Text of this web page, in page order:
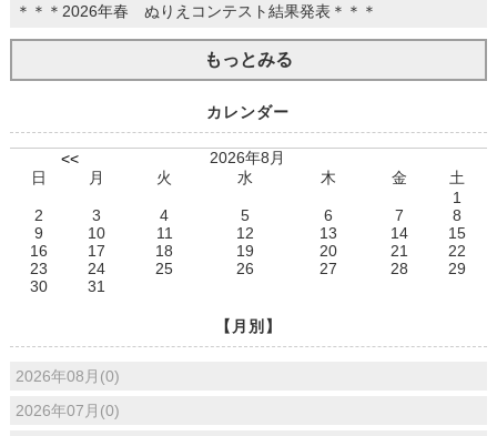
＊＊＊2026年春 ぬりえコンテスト結果発表＊＊＊
もっとみる
カレンダー
<<
2026年8月
日
月 火 水 木 金
土
1
2
3 4 5 6 7
8
9
10 11 12 13 14
15
16
17 18 19 20 21
22
23
24 25 26 27 28
29
30
31
【月別】
2026年08月(0)
2026年07月(0)